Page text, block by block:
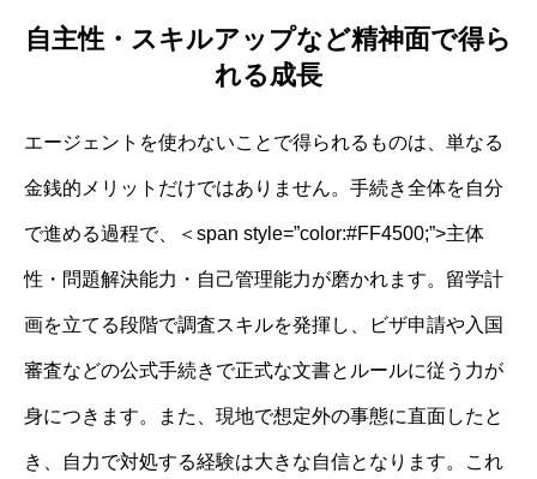
自主性・スキルアップなど精神面で得ら
れる成長
エージェントを使わないことで得られるものは、単なる
金銭的メリットだけではありません。手続き全体を自分
で進める過程で、＜span style=”color:#FF4500;”>主体
性・問題解決能力・自己管理能力が磨かれます。留学計
画を立てる段階で調査スキルを発揮し、ビザ申請や入国
審査などの公式手続きで正式な文書とルールに従う力が
身につきます。また、現地で想定外の事態に直面したと
き、自力で対処する経験は大きな自信となります。これ